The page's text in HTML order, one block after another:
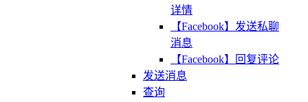
详情
【Facebook】发送私聊
消息
【Facebook】回复评论
发送消息
查询